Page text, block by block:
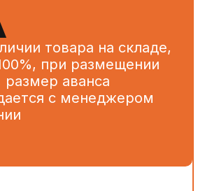
товара на складе,
при размещении
размер аванса
с менеджером